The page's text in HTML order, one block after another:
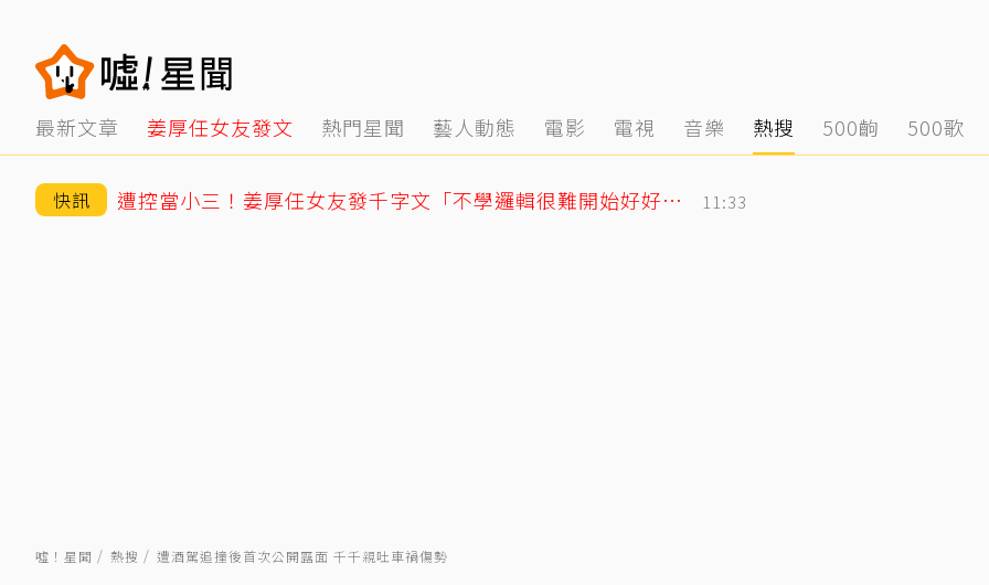
最新文章 姜厚任女友發文 熱門星聞 藝人動態 電影 電視 音樂 熱搜 500齣 500歌
快訊 遭控當小三！姜厚任女友發千字文「不學邏輯很難開始好好活」 11:33
噓！星聞 熱搜 遭酒駕追撞後首次公開露面 千千親吐車禍傷勢